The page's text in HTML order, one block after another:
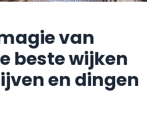
van
beste wijken
en dingen